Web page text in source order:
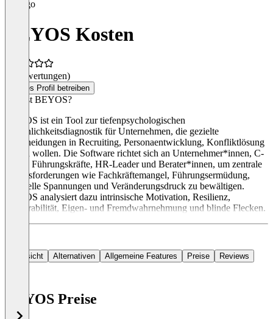
BEYOS Kosten
(0 Bewertungen)
Dieses Profil betreiben
Was ist BEYOS?
BEYOS ist ein Tool zur tiefenpsychologischen
Persönlichkeitsdiagnostik für Unternehmen, die gezielte
Entscheidungen in Recruiting, Personaentwicklung, Konfliktlösung
treffen wollen. Die Software richtet sich an Unternehmer*innen, C-
Level, Führungskräfte, HR-Leader und Berater*innen, um zentrale
Herausforderungen wie Fachkräftemangel, Führungsermüdung,
kulturelle Spannungen und Veränderungsdruck zu bewältigen.
BEYOS analysiert dazu intrinsische Motivation, Resilienz,
Vulnerabilität, Eigen- und Fremdwahrnehmung und blinde Flecken.
Übersicht Alternativen Allgemeine Features Preise Reviews
BEYOS Preise